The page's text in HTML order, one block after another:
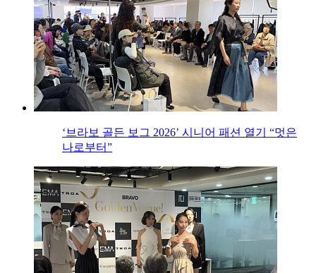
‘브라보 골든 보그 2026’ 시니어 패션 열기 “멋은
나로부터”